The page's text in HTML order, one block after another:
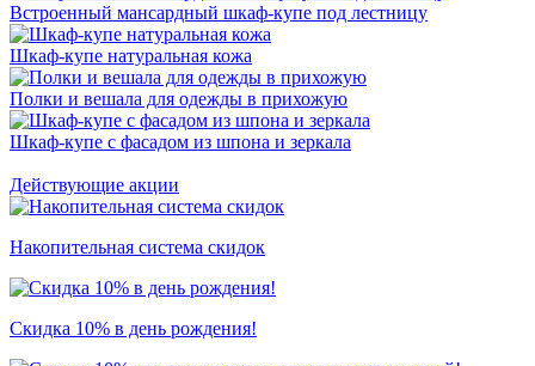
Встроенный мансардный шкаф-купе под лестницу
Шкаф-купе натуральная кожа
Полки и вешала для одежды в прихожую
Шкаф-купе с фасадом из шпона и зеркала
Действующие акции
Накопительная система скидок
Скидка 10% в день рождения!